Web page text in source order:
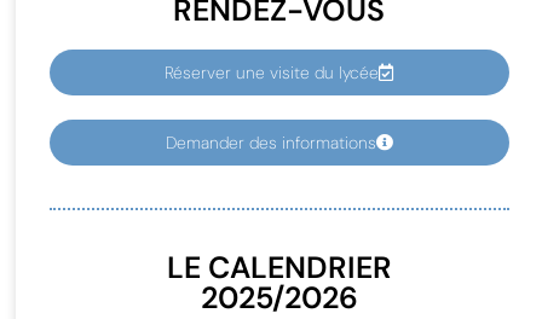
RENDEZ-VOUS
Réserver une visite du lycée
Demander des informations
LE CALENDRIER
2025/2026